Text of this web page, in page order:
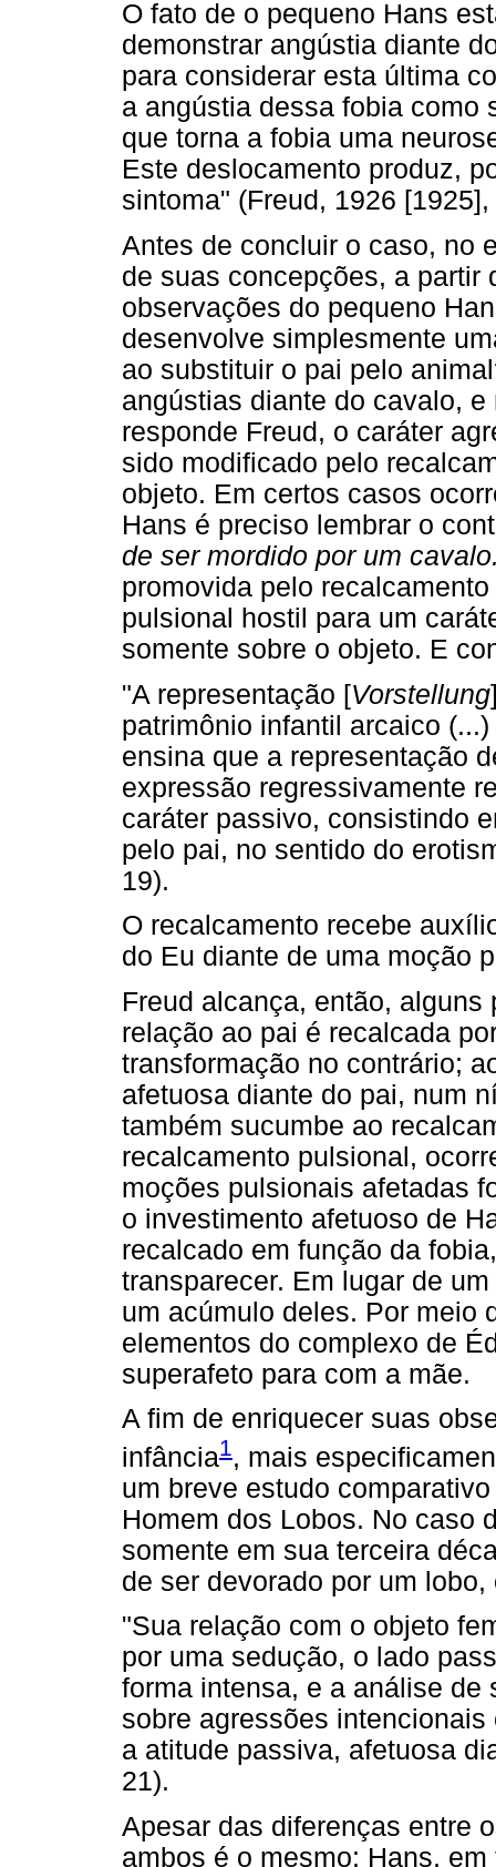
O fato de o pequeno Hans
demonstrar angústia diante
para considerar esta última
a angústia dessa fobia como
que torna a fobia uma
Este deslocamento produz,
sintoma" (Freud, 1926
Antes de concluir o caso, no
de suas concepções, a partir
observações do pequeno
desenvolve simplesmente
ao substituir o pai pelo
angústias diante do cavalo,
responde Freud, o caráter
sido modificado pelo
objeto. Em certos casos
Hans é preciso lembrar o
de ser mordido por um
promovida pelo
pulsional hostil para um
somente sobre o objeto. E
"A representação [Vorstellung
patrimônio infantil arcaico
ensina que a representação
expressão regressivamente
caráter passivo, consistindo
pelo pai, no sentido do
19).
O recalcamento recebe
do Eu diante de uma moção
Freud alcança, então,
relação ao pai é recalcada
transformação no contrário;
afetuosa diante do pai, num
também sucumbe ao
recalcamento pulsional,
moções pulsionais afetadas
o investimento afetuoso de
recalcado em função da
transparecer. Em lugar de
um acúmulo deles. Por meio
elementos do complexo de
superafeto para com a mãe.
A fim de enriquecer suas
infância1, mais
um breve estudo
Homem dos Lobos. No caso
somente em sua terceira
de ser devorado por um
"Sua relação com o objeto
por uma sedução, o lado
forma intensa, e a análise
sobre agressões
a atitude passiva, afetuosa
21).
Apesar das diferenças entre
ambos é o mesmo: Hans,